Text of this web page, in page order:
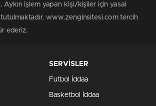
Aykırı işlem yapan kişi/kişiler için yasal
tutulmaktadır. www.zenginsitesi.com tercih
ederiz.
SERVİSLER
Futbol İddaa
Basketbol İddaa